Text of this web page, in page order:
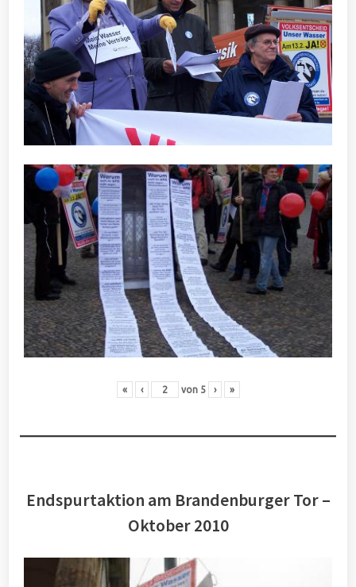
« ‹ von 5 › »
Endspurtaktion am Brandenburger Tor –
Oktober 2010